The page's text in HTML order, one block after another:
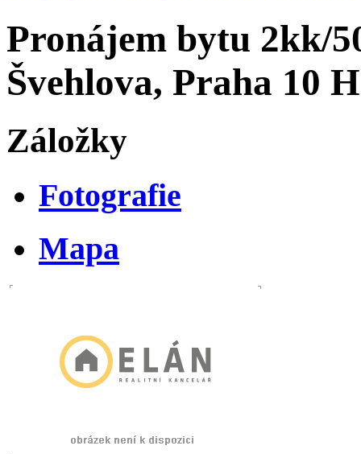
Pronájem bytu 2kk/
Švehlova, Praha 10
Záložky
Fotografie
Mapa